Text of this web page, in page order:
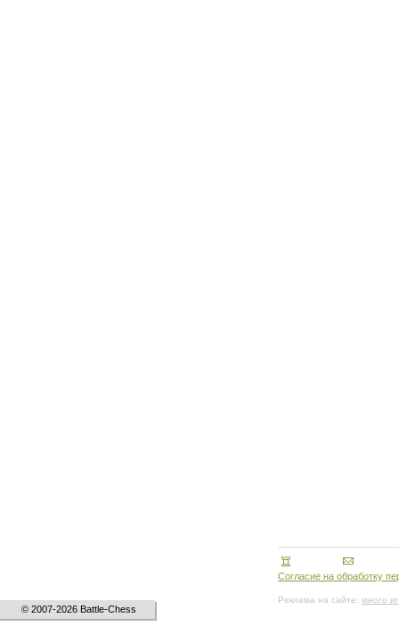
© 2007-2026 Battle-Chess
Согласие на обработку
Реклама на сайте: много